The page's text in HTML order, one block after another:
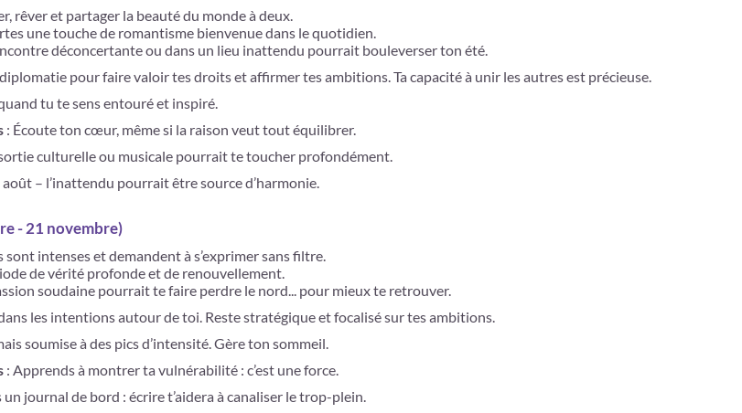
rêver et partager la beauté du monde à deux.
une touche de romantisme bienvenue dans le quotidien.
déconcertante ou dans un lieu inattendu pourrait bouleverser ton été.
pour faire valoir tes droits et affirmer tes ambitions. Ta capacité à unir les autres est précieuse.
tu te sens entouré et inspiré.
: Écoute ton cœur, même si la raison veut tout équilibrer.
culturelle ou musicale pourrait te toucher profondément.
août – l’inattendu pourrait être source d’harmonie.
- 21 novembre)
sont intenses et demandent à s’exprimer sans filtre.
de vérité profonde et de renouvellement.
soudaine pourrait te faire perdre le nord... pour mieux te retrouver.
les intentions autour de toi. Reste stratégique et focalisé sur tes ambitions.
soumise à des pics d’intensité. Gère ton sommeil.
: Apprends à montrer ta vulnérabilité : c’est une force.
journal de bord : écrire t’aidera à canaliser le trop-plein.